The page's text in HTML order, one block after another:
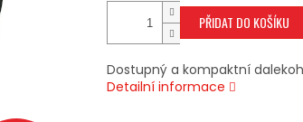
PŘIDAT DO KOŠÍKU
Dostupný a kompaktní
Detailní informace